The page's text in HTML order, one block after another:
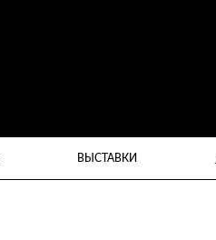
ВЫСТАВКИ